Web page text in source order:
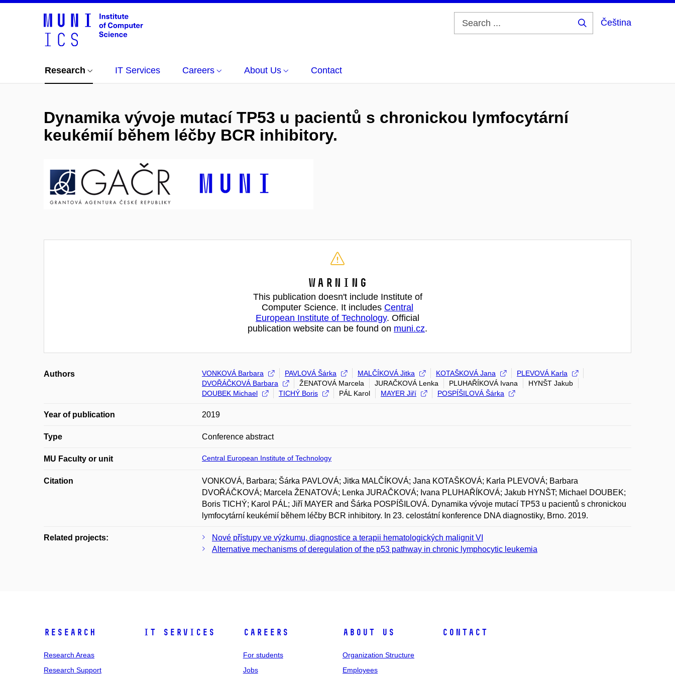
Čeština
Research IT Services Careers About Us Contact
Dynamika vývoje mutací TP53 u pacientů s chronickou lymfocytární
keukémií během léčby BCR inhibitory.
Warning
This publication doesn't include Institute of
Computer Science. It includes Central
European Institute of Technology. Official
publication website can be found on muni.cz.
Authors VONKOVÁ Barbara PAVLOVÁ Šárka MALČÍKOVÁ Jitka KOTAŠKOVÁ Jana
PLEVOVÁ Karla
DVOŘÁČKOVÁ Barbara
ŽENATOVÁ Marcela JURAČKOVÁ Lenka PLUHAŘÍKOVÁ Ivana
HYNŠT Jakub
DOUBEK Michael
TICHÝ Boris PÁL Karol MAYER Jiří POSPÍŠILOVÁ Šárka
Year of publication 2019
Type Conference abstract
MU Faculty or unit Central European Institute of Technology
Citation
VONKOVÁ, Barbara; Šárka PAVLOVÁ; Jitka MALČÍKOVÁ; Jana KOTAŠKOVÁ; Karla PLEVOVÁ; Barbara
DVOŘÁČKOVÁ; Marcela ŽENATOVÁ; Lenka JURAČKOVÁ; Ivana PLUHAŘÍKOVÁ; Jakub HYNŠT; Michael DOUBEK;
Boris TICHÝ; Karol PÁL; Jiří MAYER and Šárka POSPÍŠILOVÁ. Dynamika vývoje mutací TP53 u pacientů s chronickou
lymfocytární keukémií během léčby BCR inhibitory. In 23. celostátní konference DNA diagnostiky, Brno. 2019.
Related projects:
Nové přístupy ve výzkumu, diagnostice a terapii hematologických malignit VI
Alternative mechanisms of deregulation of the p53 pathway in chronic lymphocytic leukemia
Research
Research Areas
Research Support
IT Services Careers
For students
Jobs
About Us
Organization Structure
Employees
Contact